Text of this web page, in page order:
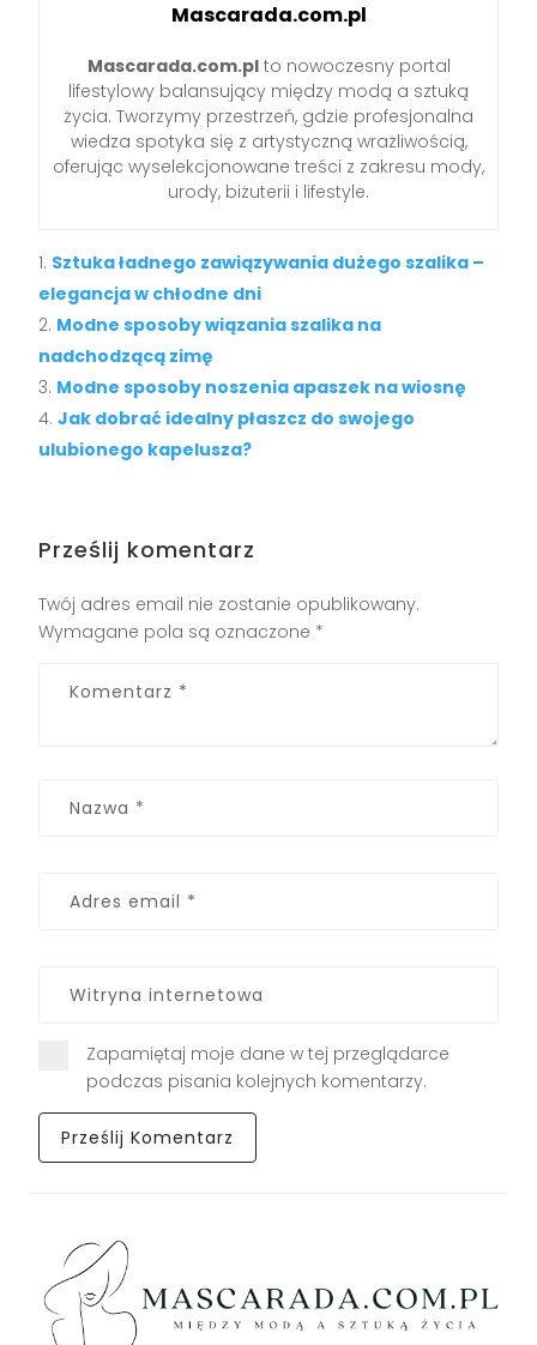
Mascarada.com.pl
Mascarada.com.plto nowoczesny portal
lifestylowy balansujący między modą a sztuką
życia. Tworzymy przestrzeń, gdzie profesjonalna
wiedza spotyka się z artystyczną wrażliwością,
oferując wyselekcjonowane treści z zakresu mody,
urody, biżuterii i lifestyle.
Sztuka ładnego zawiązywania dużego szalika –
elegancja w chłodne dni
Modne sposoby wiązania szalika na
nadchodzącą zimę
Modne sposoby noszenia apaszek na wiosnę
Jak dobrać idealny płaszcz do swojego
ulubionego kapelusza?
Prześlij komentarz
Twój adres email nie zostanie opublikowany.
Wymagane pola są oznaczone *
Zapamiętaj moje dane w tej przeglądarce
podczas pisania kolejnych komentarzy.